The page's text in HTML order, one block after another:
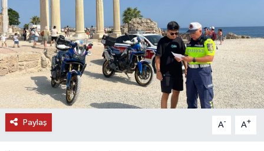
Paylaş A- A+
EĞİTİM
TURİZM
RÖPORTAJ
VİDEO HABERLER
YAZARLAR